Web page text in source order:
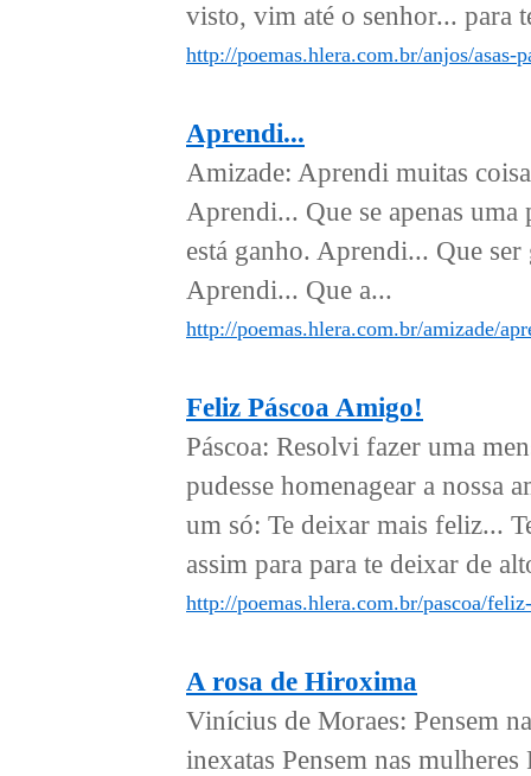
visto, vim até o senhor... para
http://poemas.hlera.com.br/anjos/asas-
Aprendi...
Amizade: Aprendi muitas
Aprendi... Que se apenas
está ganho. Aprendi... Que
Aprendi... Que a...
http://poemas.hlera.com.br/amizade/
Feliz Páscoa Amigo!
Páscoa: Resolvi fazer uma
pudesse homenagear a nossa
um só: Te deixar mais feliz...
assim para para te deixar de
http://poemas.hlera.com.br/pascoa/
A rosa de Hiroxima
Vinícius de Moraes: Pensem
inexatas Pensem nas